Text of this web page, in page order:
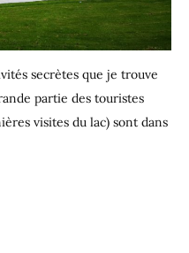
secrètes que je trouve
partie des touristes
visites du lac) sont dans